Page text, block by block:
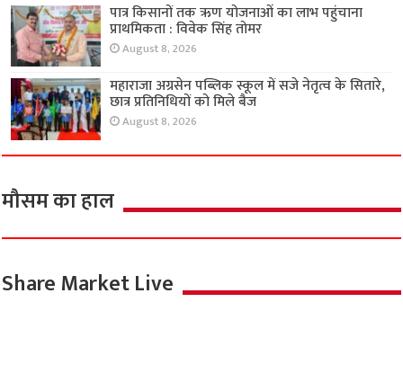
पात्र किसानों तक ऋण योजनाओं का लाभ पहुंचाना
प्राथमिकता : विवेक सिंह तोमर
August 8, 2026
महाराजा अग्रसेन पब्लिक स्कूल में सजे नेतृत्व के सितारे,
छात्र प्रतिनिधियों को मिले बैज
August 8, 2026
मौसम का हाल
Share Market Live